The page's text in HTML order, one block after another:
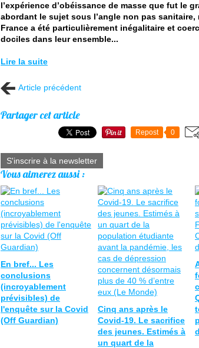
l’expérience d’obéissance de masse que fut le
abordant le sujet sous l’angle non pas
France a été particulièrement inégalitaire et
dociles dans leur ensemble...
Lire la suite
Article précédent
Partager cet article
Repost 0
S'inscrire à la newsletter
Vous aimerez aussi :
En bref... Les
conclusions
(incroyablement
prévisibles) de
l'enquête sur la Covid
(Off Guardian)
Cinq ans après le
Covid-19. Le sacrifice
des jeunes. Estimés à
un quart de la